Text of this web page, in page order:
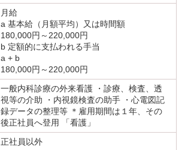
月給
a 基本給（月額平均）又は時間額
180,000円～220,000円
b 定額的に支払われる手当
a + b
180,000円～220,000円
一般内科診療の外来看護 ・診療、検査、透
視等の介助 ・内視鏡検査の助手 ・心電図記
録データの整理等 ＊雇用期間は１年、その
後正社員へ登用 「看護」
正社員以外